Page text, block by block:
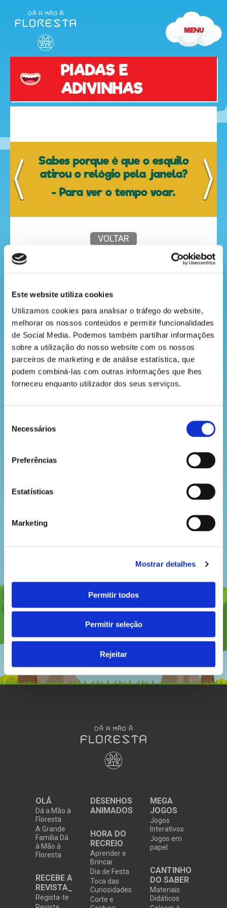
Este website utiliza cookies
Utilizamos cookies para analisar o tráfego do website,
melhorar os nossos conteúdos e permitir funcionalidades
de Social Media. Podemos também partilhar informações
sobre a utilização do nosso website com os nossos
parceiros de marketing e de análise estatística, que
podem combiná-las com outras informações que lhes
forneceu enquanto utilizador dos seus serviços.
Necessários
Preferências
Estatísticas
Marketing
Mostrar detalhes
Permitir todos
Permitir seleção
Rejeitar
olá
super
eventos
recebe
recreio
saber
Piadas
Adivinhas
PIADAS E
ADIVINHAS
Sabes porque é que o esquilo
atirou o relógio pela janela?
- Para ver o tempo voar.
VOLTAR
OLÁ
Dá a Mão à
Floresta
A Grande
Família Dá
à Mão à
Floresta
RECEBE A
REVISTA_
Regista-te
DESENHOS
ANIMADOS
HORA DO
RECREIO
Aprender e
Brincar
Dia de Festa
Toca das
Curiosidades
Corte e
MEGA
JOGOS
Jogos
Interativos
Jogos em
papel
CANTINHO
DO SABER
Materiais
Didáticos